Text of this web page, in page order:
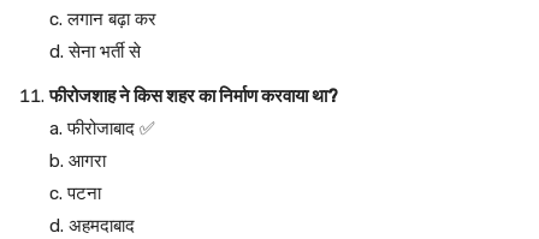
c. लगान बढ़ा कर
d. सेना भर्ती से
फीरोजशाह ने किस शहर का निर्माण करवाया था?
a. फीरोजाबाद ✅
b. आगरा
c. पटना
d. अहमदाबाद